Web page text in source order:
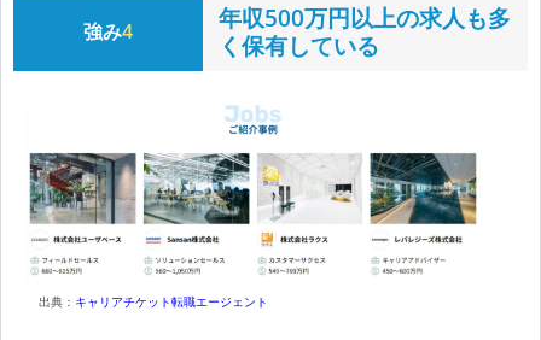
強み4
年収500万円以上の求人も多
く保有している
出典： キャリアチケット転職エージェント